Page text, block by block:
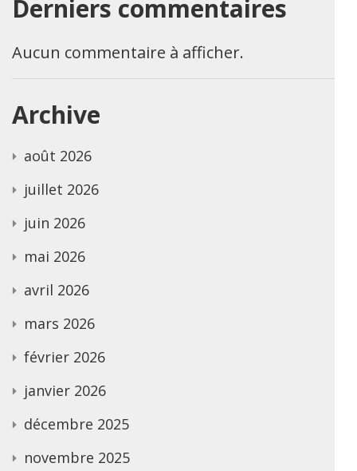
Derniers commentaires
Aucun commentaire à afficher.
Archive
août 2026
juillet 2026
juin 2026
mai 2026
avril 2026
mars 2026
février 2026
janvier 2026
décembre 2025
novembre 2025